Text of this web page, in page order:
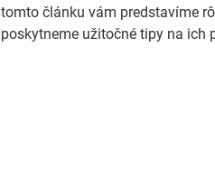
tomto článku vám predstavíme
poskytneme užitočné tipy na ich